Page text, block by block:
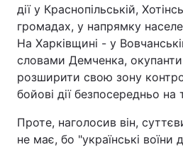
дії у Краснопільській,
громадах, у напрямку
На Харківщині - у
словами Демченка, окупанти
розширити свою зону
бойові дії безпосередньо на
Проте, наголосив він,
не має, бо "українські воїни